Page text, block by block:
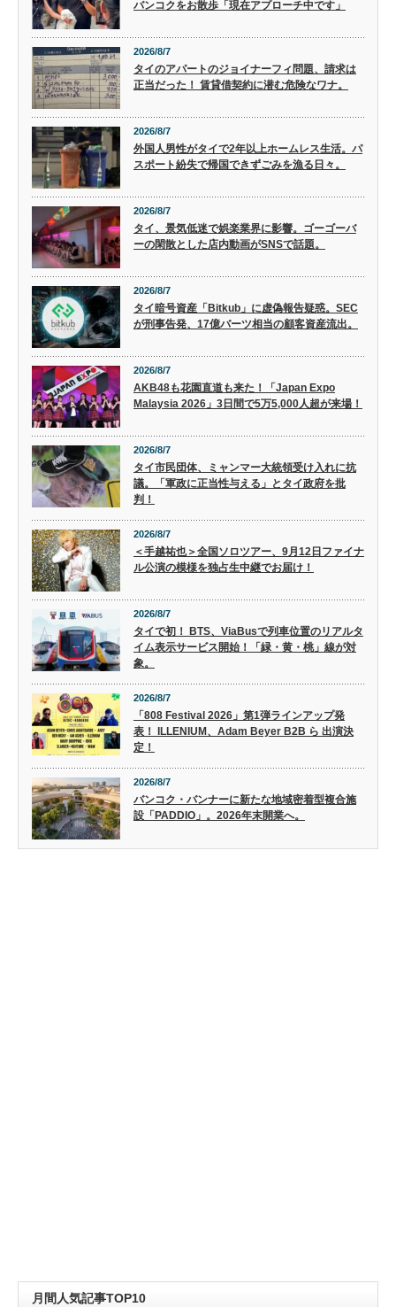
バンコクをお散歩「現在アプローチ中です」
2026/8/7
タイのアパートのジョイナーフィ問題、請求は
正当だった！ 賃貸借契約に潜む危険なワナ。
2026/8/7
外国人男性がタイで2年以上ホームレス生活。パ
スポート紛失で帰国できずごみを漁る日々。
2026/8/7
タイ、景気低迷で娯楽業界に影響。ゴーゴーバ
ーの閑散とした店内動画がSNSで話題。
2026/8/7
タイ暗号資産「Bitkub」に虚偽報告疑惑。SEC
が刑事告発、17億バーツ相当の顧客資産流出。
2026/8/7
AKB48も花園直道も来た！「Japan Expo
Malaysia 2026」3日間で5万5,000人超が来場！
2026/8/7
タイ市民団体、ミャンマー大統領受け入れに抗
議。「軍政に正当性与える」とタイ政府を批
判！
2026/8/7
＜手越祐也＞全国ソロツアー、9月12日ファイナ
ル公演の模様を独占生中継でお届け！
2026/8/7
タイで初！ BTS、ViaBusで列車位置のリアルタ
イム表示サービス開始！「緑・黄・桃」線が対
象。
2026/8/7
「808 Festival 2026」第1弾ラインアップ発
表！ ILLENIUM、Adam Beyer B2B ら 出演決
定！
2026/8/7
バンコク・バンナーに新たな地域密着型複合施
設「PADDIO」。2026年末開業へ。
月間人気記事TOP10